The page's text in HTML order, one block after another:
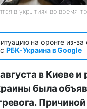
в укрытиях во время
на фронте из-за
РБК-Украина в Google
в Киеве и
была
Причиной